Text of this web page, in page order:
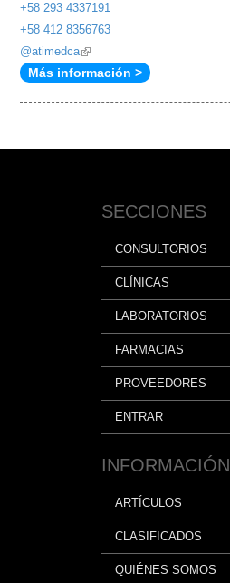
+58 293 4337191
+58 412 8356763
@atimedca(link
is
Más información >
SECCIONES
CONSULTORIOS
CLÍNICAS
LABORATORIOS
FARMACIAS
PROVEEDORES
ENTRAR
INFORMACIÓN
ARTÍCULOS
CLASIFICADOS
QUIÉNES SOMOS